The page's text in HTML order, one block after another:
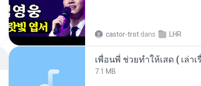
castor-trot dans LHR
7.1 MB